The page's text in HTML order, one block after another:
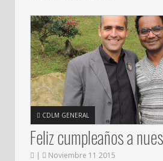
CDLM GENERAL
Feliz cumpleaños a
| Noviembre 11 2015